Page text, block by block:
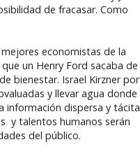
de fracasar. Como
economistas de la
un Henry Ford sacaba de
bienestar. Israel Kirzner por
y llevar agua donde
información dispersa y tácita
y talentos humanos serán
del público.